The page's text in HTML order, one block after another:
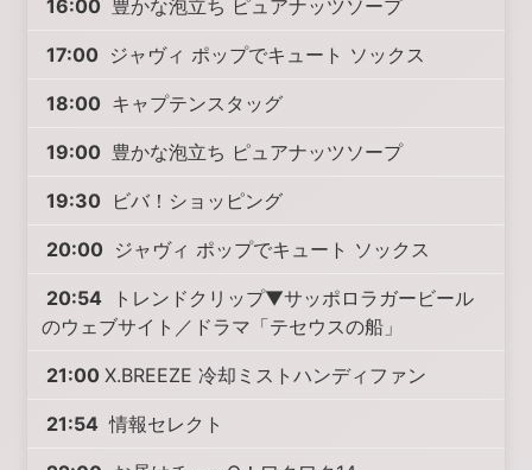
16:00 豊かな泡立ち ピュアナッツソープ
17:00 ジャヴィ ポップでキュート ソックス
18:00 キャプテンスタッグ
19:00 豊かな泡立ち ピュアナッツソープ
19:30 ビバ！ショッピング
20:00 ジャヴィ ポップでキュート ソックス
20:54
トレンドクリップ▼サッポロラガービール
のウェブサイト／ドラマ「テセウスの船」
21:00 X.BREEZE 冷却ミストハンディファン
21:54 情報セレクト